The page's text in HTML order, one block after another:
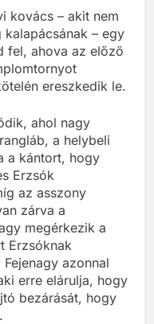
kovács – akit nem
kalapácsának – egy
fel, ahova az előző
ereszkedik le.
ahol nagy
a helybeli
a kántort, hogy
Erzsók
az asszony
zárva a
megérkezik a
Erzsóknak
azonnal
erre elárulja, hogy
bezárását, hogy